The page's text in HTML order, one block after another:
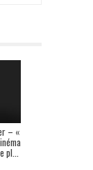
– «